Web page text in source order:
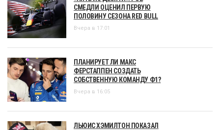
СМЕДЛИ ОЦЕНИЛ ПЕРВУЮ
ПОЛОВИНУ СЕЗОНА RED BULL
Вчера в 17:01
ПЛАНИРУЕТ ЛИ МАКС
ФЕРСТАППЕН СОЗДАТЬ
СОБСТВЕННУЮ КОМАНДУ Ф1?
Вчера в 16:05
ЛЬЮИС ХЭМИЛТОН ПОКАЗАЛ